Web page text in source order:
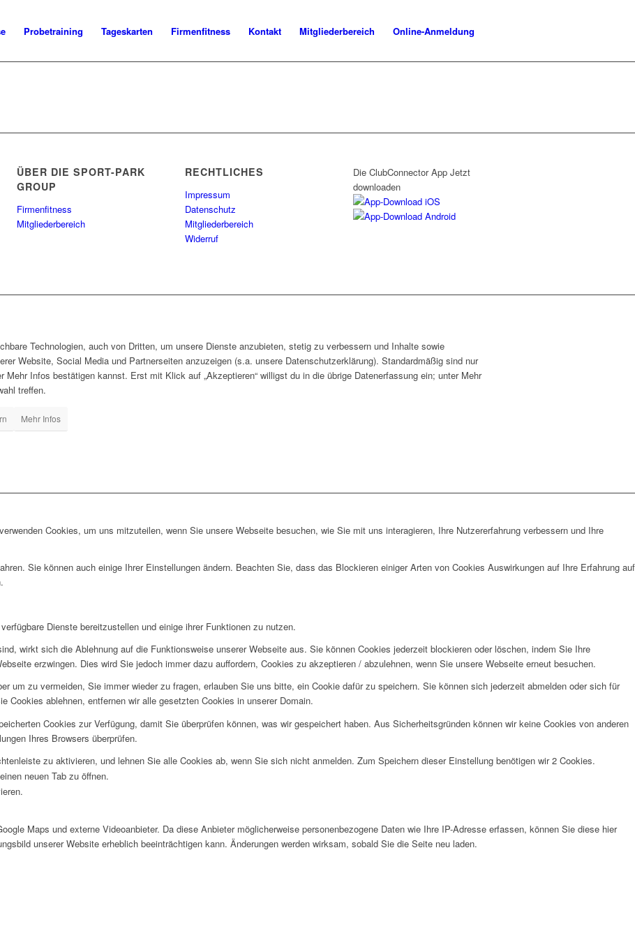
Probetraining Tageskarten Firmenfitness Kontakt Mitgliederbereich Online-Anmeldung
ÜBER DIE SPORT-PARK
GROUP
Firmenfitness
Mitgliederbereich
RECHTLICHES
Impressum
Datenschutz
Mitgliederbereich
Widerruf
Die ClubConnector App Jetzt
downloaden
Technologien, auch von Dritten, um unsere Dienste anzubieten, stetig zu verbessern und Inhalte sowie
Website, Social Media und Partnerseiten anzuzeigen (s.a. unsere Datenschutzerklärung). Standardmäßig sind nur
Mehr Infos bestätigen kannst. Erst mit Klick auf „Akzeptieren“ willigst du in die übrige Datenerfassung ein; unter Mehr
treffen.
Mehr Infos
Cookies, um uns mitzuteilen, wenn Sie unsere Webseite besuchen, wie Sie mit uns interagieren, Ihre Nutzererfahrung verbessern und Ihre
Sie können auch einige Ihrer Einstellungen ändern. Beachten Sie, dass das Blockieren einiger Arten von Cookies Auswirkungen auf Ihre Erfahrung auf
Dienste bereitzustellen und einige ihrer Funktionen zu nutzen.
wirkt sich die Ablehnung auf die Funktionsweise unserer Webseite aus. Sie können Cookies jederzeit blockieren oder löschen, indem Sie Ihre
erzwingen. Dies wird Sie jedoch immer dazu auffordern, Cookies zu akzeptieren / abzulehnen, wenn Sie unsere Webseite erneut besuchen.
um zu vermeiden, Sie immer wieder zu fragen, erlauben Sie uns bitte, ein Cookie dafür zu speichern. Sie können sich jederzeit abmelden oder sich für
Cookies ablehnen, entfernen wir alle gesetzten Cookies in unserer Domain.
Cookies zur Verfügung, damit Sie überprüfen können, was wir gespeichert haben. Aus Sicherheitsgründen können wir keine Cookies von anderen
Ihres Browsers überprüfen.
zu aktivieren, und lehnen Sie alle Cookies ab, wenn Sie sich nicht anmelden. Zum Speichern dieser Einstellung benötigen wir 2 Cookies.
neuen Tab zu öffnen.
Maps und externe Videoanbieter. Da diese Anbieter möglicherweise personenbezogene Daten wie Ihre IP-Adresse erfassen, können Sie diese hier
unserer Website erheblich beeinträchtigen kann. Änderungen werden wirksam, sobald Sie die Seite neu laden.